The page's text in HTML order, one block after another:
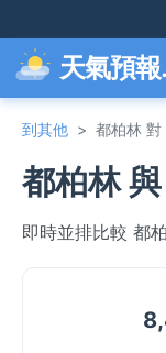
天氣預報.
到其他 > 都柏林 對
都柏林
即時並排比較 都